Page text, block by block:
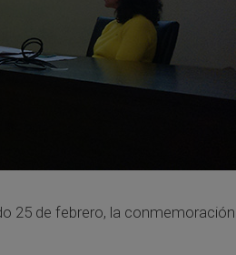
25 de febrero, la